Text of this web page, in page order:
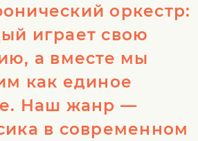
оркестр:
играет свою
а вместе мы
как единое
Наш жанр —
в современном